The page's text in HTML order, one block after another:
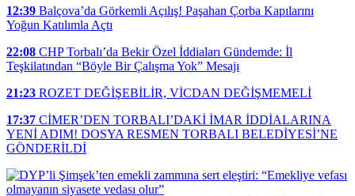
12:39 Balçova’da Görkemli Açılış! Paşahan Çorba Kapılarını
Yoğun Katılımla Açtı
22:08 CHP Torbalı’da Bekir Özel İddiaları Gündemde: İl
Teşkilatından “Böyle Bir Çalışma Yok” Mesajı
21:23 ROZET DEĞİŞEBİLİR, VİCDAN DEĞİŞMEMELİ
17:37 CİMER’DEN TORBALI’DAKİ İMAR İDDİALARINA
YENİ ADIM! DOSYA RESMEN TORBALI BELEDİYESİ’NE
GÖNDERİLDİ